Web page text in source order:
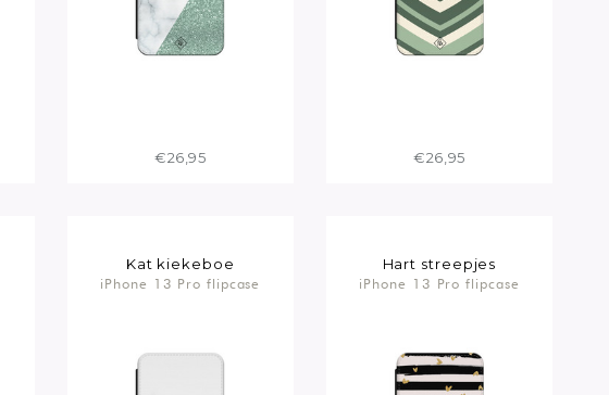
€26,95 €26,95
Kat kiekeboe
iPhone 13 Pro flipcase
Hart streepjes
iPhone 13 Pro flipcase